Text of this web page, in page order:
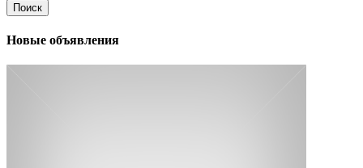
Поиск
Новые объявления